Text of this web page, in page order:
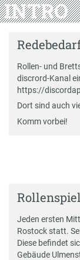
INTRO
Rollen- und
discrord-Kanal
https://
Dort sind auch
Komm vorbei!
Jeden ersten
Rostock statt.
Diese befindet
Gebäude